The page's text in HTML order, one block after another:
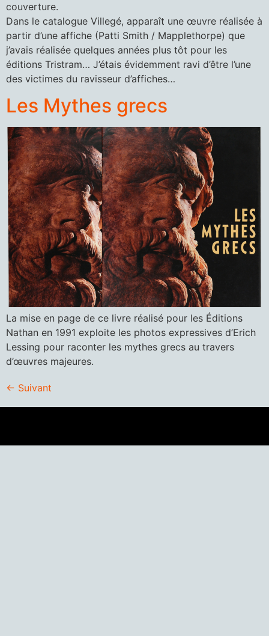
couverture.
Dans le catalogue Villegé, apparaît une œuvre réalisée à
partir d’une affiche (Patti Smith / Mapplethorpe) que
j’avais réalisée quelques années plus tôt pour les
éditions Tristram… J’étais évidemment ravi d’être l’une
des victimes du ravisseur d’affiches…
Les Mythes grecs
La mise en page de ce livre réalisé pour les Éditions
Nathan en 1991 exploite les photos expressives d’Erich
Lessing pour raconter les mythes grecs au travers
d’œuvres majeures.
← Suivant